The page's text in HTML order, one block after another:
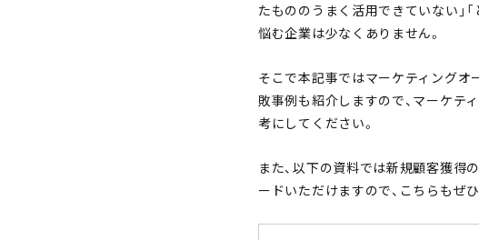
たもののうまく活用できていない」
悩む企業は少なくありません。
そこで本記事ではマーケティングオ
敗事例も紹介しますので、マーケテ
考にしてください。
また、以下の資料では新規顧客獲得
ードいただけますので、こちらもぜ